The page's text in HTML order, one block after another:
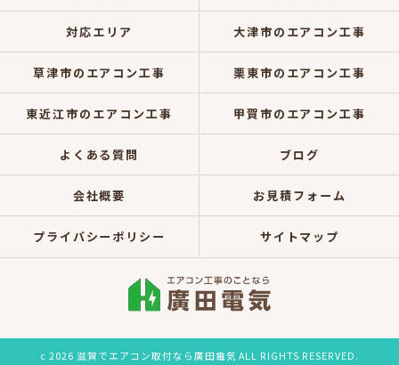
対応エリア 大津市のエアコン工事
草津市のエアコン工事 栗東市のエアコン工事
東近江市のエアコン工事 甲賀市のエアコン工事
よくある質問 ブログ
会社概要 お見積フォーム
プライバシーポリシー サイトマップ
c 2026 滋賀でエアコン取付なら廣田電気 ALL RIGHTS RESERVED.